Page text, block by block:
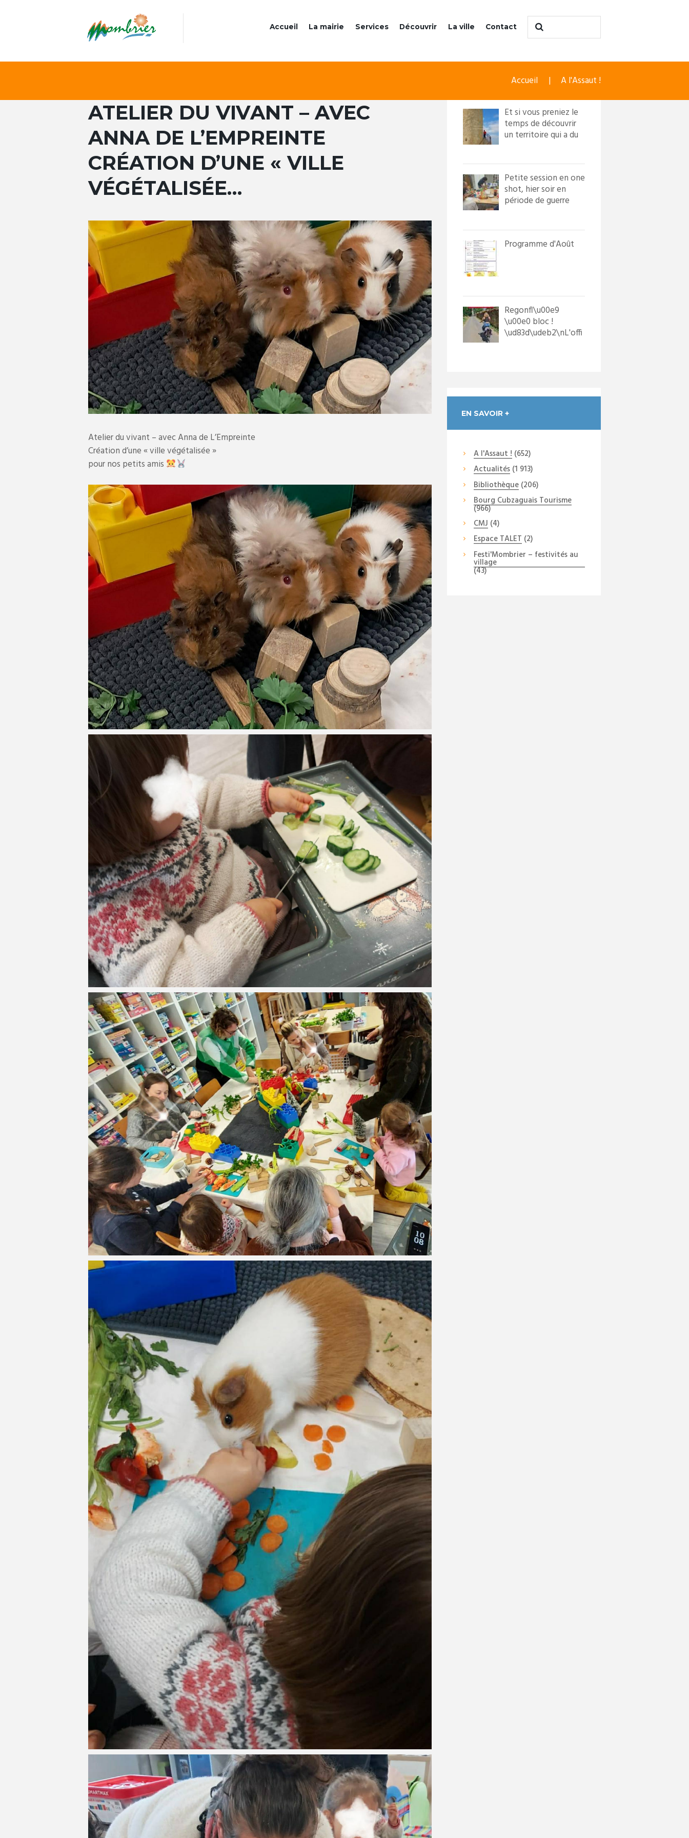
Accueil La mairie Services Découvrir La ville Contact
Accueil A l'Assaut !
ATELIER DU VIVANT – AVEC
ANNA DE L’EMPREINTE
CRÉATION D’UNE « VILLE
VÉGÉTALISÉE…
Atelier du vivant – avec Anna de L’Empreinte
Création d’une « ville végétalisée »
pour nos petits amis
Et si vous preniez le
temps de découvrir
un territoire qui a du
Petite session en one
shot, hier soir en
période de guerre
Programme d'Août
Regonfl\u00e9
\u00e0 bloc !
\ud83d\udeb2\nL'offi
EN SAVOIR +
A l'Assaut ! (652)
Actualités(1 913)
Bibliothèque(206)
Bourg Cubzaguais Tourisme
(966)
CMJ (4)
Espace TALET (2)
Festi'Mombrier – festivités au
village
(43)